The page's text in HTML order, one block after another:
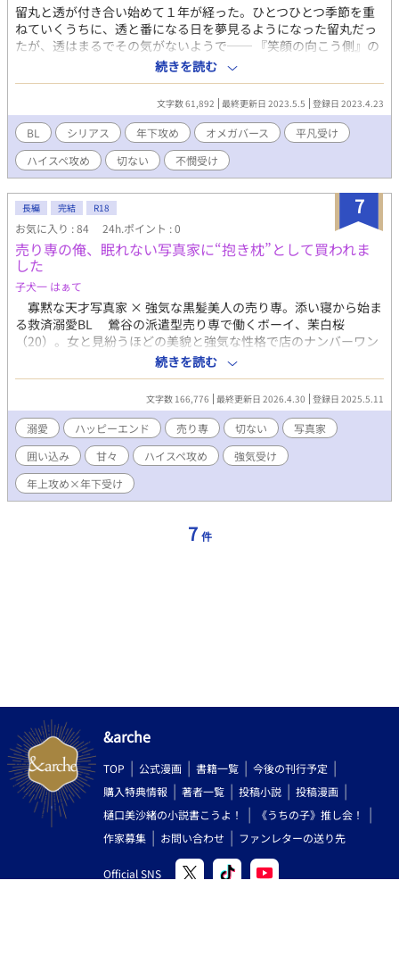
まれながら生きる事を諦めた時、アンティジェリア王国第３王子
妃セス(冒険者レノ)と出会い、その仲間たちに心が救われてい
く。一度生き別れたイオとの再会を果たすお話
留丸と透が付き合い始めて１年が経った。ひとつひとつ季節を重
ねていくうちに、透と番になる日を夢見るようになった留丸だっ
たが、透はまるでその気がないようで── 『笑顔の向こう側』の
シーズン２。海で結ばれたふたりの恋の行方は？ ※こちらは『黒
十字』に出て来るサブカプのストーリー『笑顔の向こう側』の続
きになります。 初めての方は『黒十字』と『笑顔の向こう側』を
読んでからこちらを読まれることをおすすめします……が、『笑
顔の向こう側』から読んでもなんとか分かる、はず。
続きを読む
文字数 61,892 最終更新日 2023.5.5 登録日 2023.4.23
BL シリアス 年下攻め オメガバース
平凡受け
ハイスペ攻め
切ない 不憫受け
7
長編 完結 R18
お気に入り : 84 24h.ポイント : 0
売り専の俺、眠れない写真家に“抱き枕”として買われま
した
子犬一 はぁて
寡黙な天才写真家 × 強気な黒髪美人の売り専。添い寝から始ま
る救済溺愛BL 鶯谷の派遣型売り専で働くボーイ、茉白桜
（20）。女と見紛うほどの美貌と強気な性格で店のナンバーワン
を誇る桜は、ある日、不思議な客と出会う。 人気写真家の真柴
睦月（27）。 有名女優の撮影も手がける寡黙な天才写真家であ
りながら、彼が桜に求めたのは性的サービスではなく──ただ隣
で眠ることだった。 重度の不眠症に悩む真柴は、なぜか桜と添
い寝をした時だけ安らかに眠れるという。 奇妙な関係のまま何
度か会ううちに、桜は次第に真柴に興味を抱き始める。しかしあ
る日、桜は常連客から暴行を受けてしまう。 傷ついた桜を見た
真柴は静かに言った。 「俺が桜を買う。俺の抱き枕になって、隣
で眠ってくれ」 売り専を辞め、真柴の家で“専属抱き枕兼ハウ
出さない真柴。それでも彼の優しさは、どこまでも静かで、どこ
までも深かった。 やがて桜は気づいてしまう。真柴もまた、誰
続きを読む
文字数 166,776 最終更新日 2026.4.30 登録日 2025.5.11
溺愛 ハッピーエンド 売り専 切ない
写真家
囲い込み
甘々 ハイスペ攻め
強気受け
年上攻め×年下受け
7 件
&arche
TOP 公式漫画 書籍一覧
今後の刊行予定
購入特典情報
著者一覧 投稿小説
投稿漫画
樋口美沙緒の小説書こうよ！
《うちの子》推し会！
作家募集
お問い合わせ ファンレターの送り先
Official SNS